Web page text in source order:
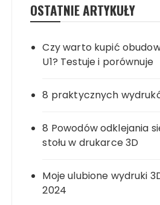
OSTATNIE ARTYKUŁY
Czy warto kupić
U1? Testuje i porównuje
8 praktycznych
8 Powodów odklejania
stołu w drukarce 3D
Moje ulubione wydruki
2024